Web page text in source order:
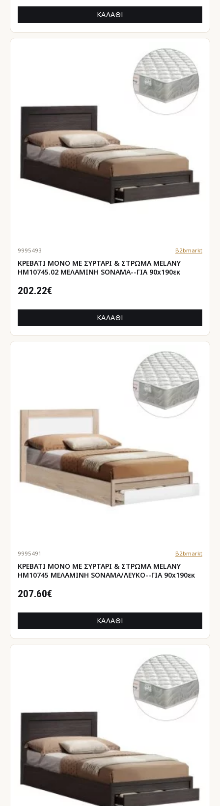
ΚΑΛΆΘΙ
9995493 B2bmarkt
ΚΡΕΒΑΤΙ ΜΟΝΟ ΜΕ ΣΥΡΤΑΡΙ & ΣΤΡΩΜΑ MELANY
HM10745.02 ΜΕΛΑΜΙΝΗ SONAMA--ΓΙΑ 90x190εκ
202.22€
ΚΑΛΆΘΙ
9995491 B2bmarkt
ΚΡΕΒΑΤΙ ΜΟΝΟ ΜΕ ΣΥΡΤΑΡΙ & ΣΤΡΩΜΑ MELANY
HM10745 ΜΕΛΑΜΙΝΗ SONAMA/ΛΕΥΚΟ--ΓΙΑ 90x190εκ
207.60€
ΚΑΛΆΘΙ